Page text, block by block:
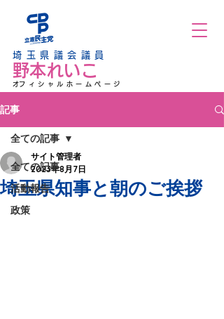
野本れいこ
​オフィシャルホームページ
埼玉県議会議員
記事
全ての記事
活動報告
政策
全ての記事
埼玉県知事と朝のご挨拶
サイト管理者
2023年8月7日